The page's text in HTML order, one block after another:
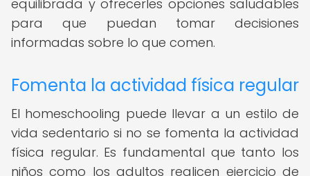
equilibrada y ofrecerles opciones saludables
para que puedan tomar decisiones
informadas sobre lo que comen.
Fomenta la actividad física regular
El homeschooling puede llevar a un estilo de
vida sedentario si no se fomenta la actividad
física regular. Es fundamental que tanto los
niños como los adultos realicen ejercicio de